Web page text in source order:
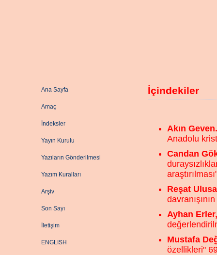
Ana Sayfa
Amaç
İndeksler
Yayın Kurulu
Yazıların Gönderilmesi
Yazım Kuralları
Arşiv
Son Sayı
İletişim
ENGLISH
İçindekiler
Akın Geven.
Anadolu
Candan
Reşat
Ayhan
Mustafa
özellikleri"